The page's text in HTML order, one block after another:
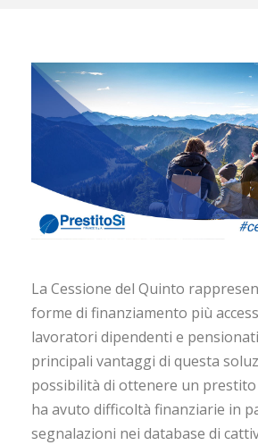
La Cessione del Quinto
forme di finanziamento più
lavoratori dipendenti e
principali vantaggi di questa
possibilità di ottenere un prestito
ha avuto difficoltà finanziarie in
segnalazioni nei database di